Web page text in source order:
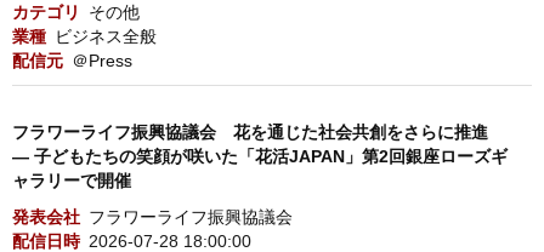
カテゴリ
その他
業種 ビジネス全般
配信元 ＠Press
フラワーライフ振興協議会 花を通じた社会共創をさらに推進
― 子どもたちの笑顔が咲いた「花活JAPAN」第2回銀座ローズギ
ャラリーで開催
発表会社 フラワーライフ振興協議会
配信日時 2026-07-28 18:00:00